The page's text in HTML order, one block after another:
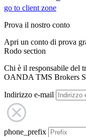
go to client zone
Prova il nostro conto
Apri un conto di prova
Rodo section
Chi è il responsabile del
OANDA TMS Brokers
Indirizzo e-mail
phone_prefix